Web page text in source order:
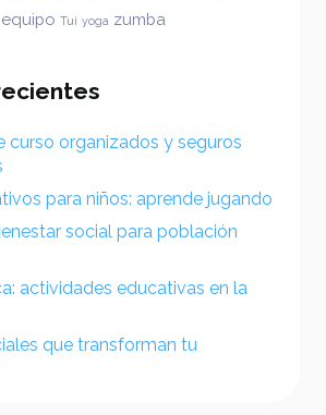
Tui yoga zumba
curso organizados y seguros
para niños: aprende jugando
social para población
actividades educativas en la
que transforman tu